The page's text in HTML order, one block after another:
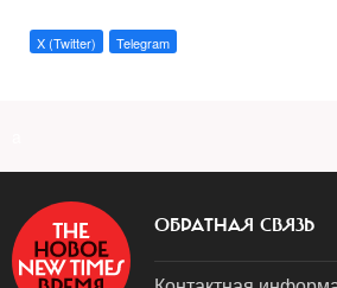
X (Twitter) Telegram
ОБРАТНАЯ СВЯЗЬ